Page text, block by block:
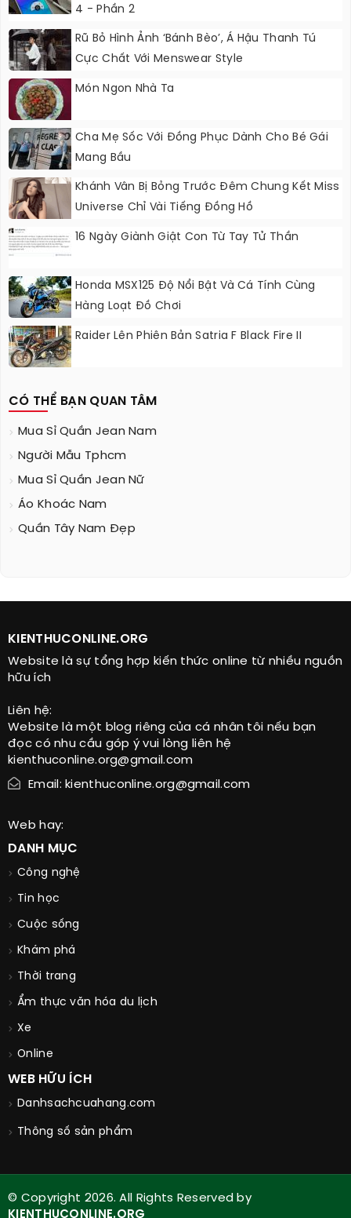
4 - Phần 2
Rũ Bỏ Hình Ảnh ‘bánh Bèo’, Á Hậu Thanh Tú
Cực Chất Với Menswear Style
Món Ngon Nhà Ta
Cha Mẹ Sốc Với Đồng Phục Dành Cho Bé Gái
Mang Bầu
Khánh Vân Bị Bỏng Trước Đêm Chung Kết Miss
Universe Chỉ Vài Tiếng Đồng Hồ
16 Ngày Giành Giật Con Từ Tay Tử Thần
Honda MSX125 Độ Nổi Bật Và Cá Tính Cùng
Hàng Loạt Đồ Chơi
Raider Lên Phiên Bản Satria F Black Fire II
CÓ THỂ BẠN QUAN TÂM
Mua Sỉ Quần Jean Nam
Người Mẫu Tphcm
Mua Sỉ Quần Jean Nữ
Áo Khoác Nam
Quần Tây Nam Đẹp
KIENTHUCONLINE.ORG
Website là sự tổng hợp kiến thức online từ nhiều nguồn
hữu ích
Liên hệ:
Website là một blog riêng của cá nhân tôi nếu bạn
đọc có nhu cầu góp ý vui lòng liên hệ
kienthuconline.org@gmail.com
Email: kienthuconline.org@gmail.com
Web hay:
DANH MỤC
Công nghệ
Tin học
Cuộc sống
Khám phá
Thời trang
Ẩm thực văn hóa du lịch
Xe
Online
WEB HỮU ÍCH
Danhsachcuahang.com
Thông số sản phẩm
© Copyright 2026. All Rights Reserved by
KIENTHUCONLINE.ORG